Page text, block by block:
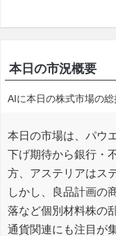
本日の市況概要
AIに本日の株式市場の総
本日の市場は、パウ
下げ期待から銀行・
方、アステリアはス
しかし、良品計画の
落など個別材料株の
通貨関連にも注目が